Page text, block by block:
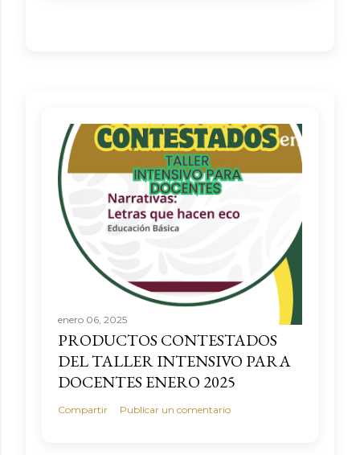
enero 06, 2025
PRODUCTOS CONTESTADOS
DEL TALLER INTENSIVO PARA
DOCENTES ENERO 2025
Compartir Publicar un comentario